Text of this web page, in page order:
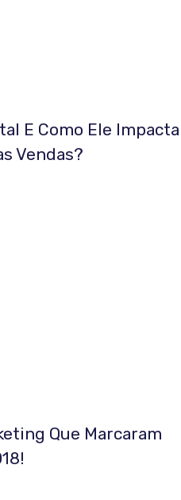
E Como Ele Impacta
Vendas?
Que Marcaram